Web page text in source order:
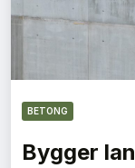
BETONG
Bygger